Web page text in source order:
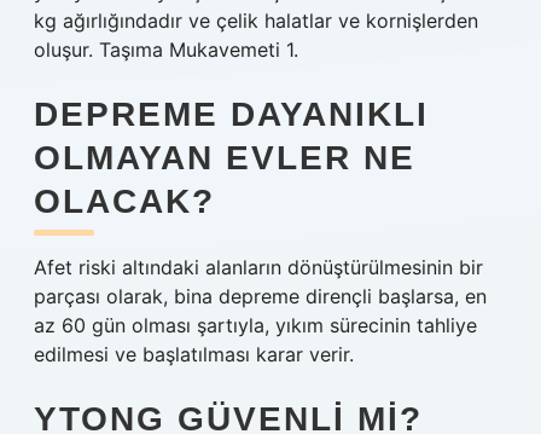
kg ağırlığındadır ve çelik halatlar ve kornişlerden
oluşur. Taşıma Mukavemeti 1.
DEPREME DAYANIKLI
OLMAYAN EVLER NE
OLACAK?
Afet riski altındaki alanların dönüştürülmesinin bir
parçası olarak, bina depreme dirençli başlarsa, en
az 60 gün olması şartıyla, yıkım sürecinin tahliye
edilmesi ve başlatılması karar verir.
YTONG GÜVENLI MI?